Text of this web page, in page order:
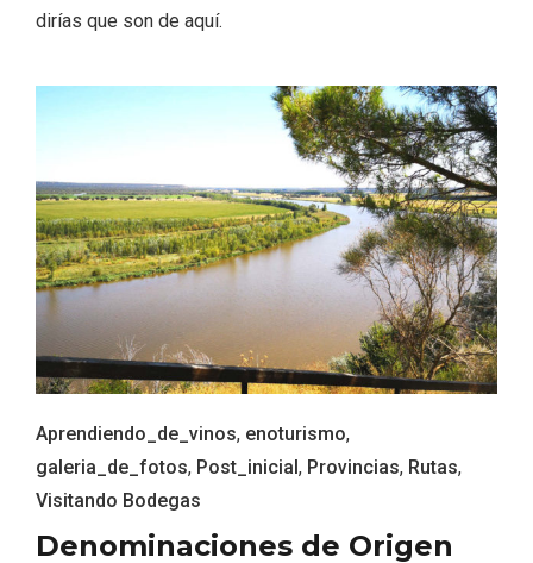
dirías que son de aquí.
Aprendiendo_de_vinos, enoturismo,
galeria_de_fotos, Post_inicial, Provincias, Rutas,
Visitando Bodegas
Denominaciones de Origen
Recorre los fiordos leoneses en Riaño